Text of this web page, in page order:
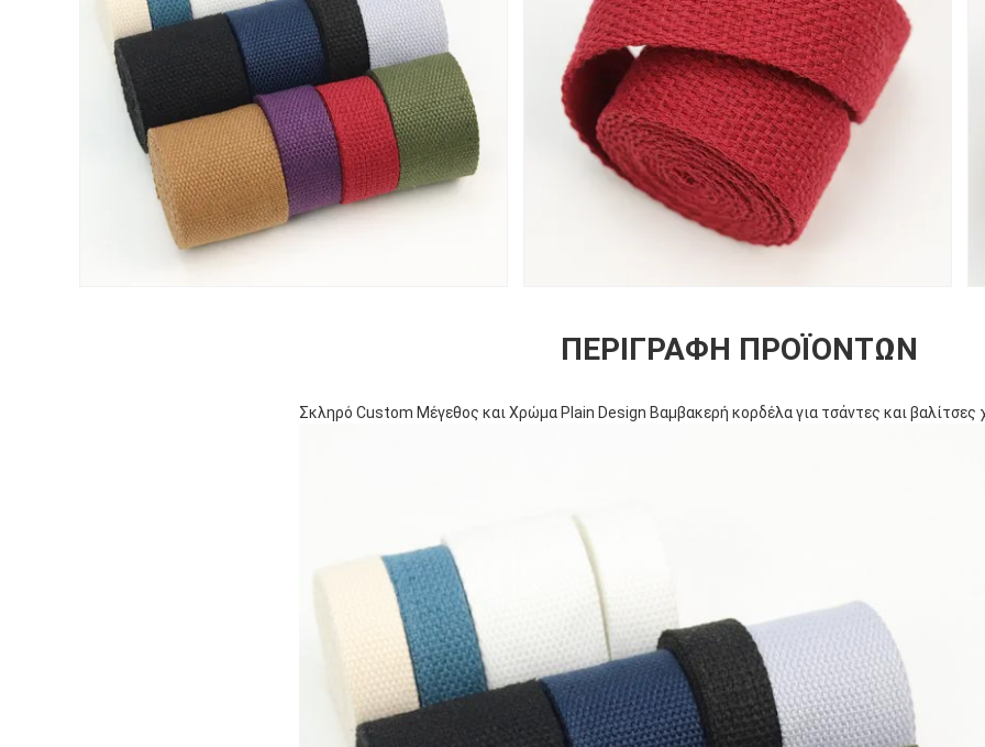
ΠΕΡΙΓΡΑΦΉ ΠΡΟΪΌΝΤΩΝ
Σκληρό Custom Μέγεθος και Χρώμα Plain Design Βαμβακερή κορδέλα για τσάντες και βαλίτσες